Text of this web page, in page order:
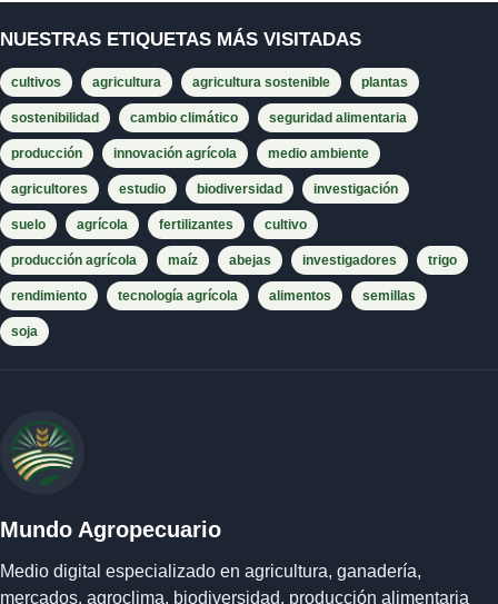
NUESTRAS ETIQUETAS MÁS VISITADAS
cultivos agricultura agricultura sostenible plantas
sostenibilidad cambio climático seguridad alimentaria
producción innovación agrícola medio ambiente
agricultores estudio biodiversidad investigación
suelo agrícola fertilizantes cultivo
producción agrícola maíz abejas investigadores trigo
rendimiento tecnología agrícola alimentos semillas
soja
Mundo Agropecuario
Medio digital especializado en agricultura, ganadería,
mercados, agroclima, biodiversidad, producción alimentaria